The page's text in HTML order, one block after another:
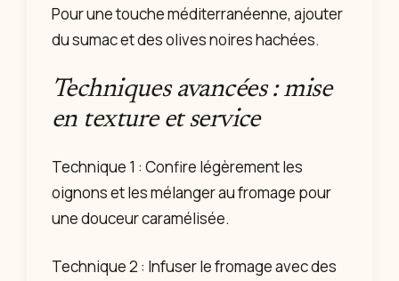
Pour une touche méditerranéenne, ajouter
du sumac et des olives noires hachées.
Techniques avancées : mise
en texture et service
Technique 1 : Confire légèrement les
oignons et les mélanger au fromage pour
une douceur caramélisée.
Technique 2 : Infuser le fromage avec des